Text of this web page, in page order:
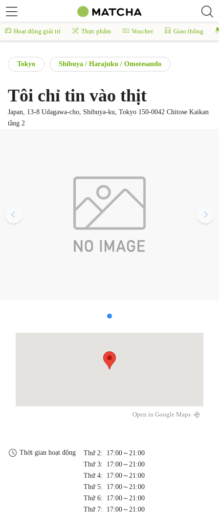
Hoạt động giải trí Thực phẩm Voucher Giao thông
Tokyo Shibuya / Harajuku / Omotesando
Tôi chỉ tin vào thịt
Japan, 13-8 Udagawa-cho, Shibuya-ku, Tokyo 150-0042 Chitose Kaikan
tầng 2
Open in Google Maps
Thời gian hoạt động
Thứ 2: 17:00～21:00
Thứ 3: 17:00～21:00
Thứ 4: 17:00～21:00
Thứ 5: 17:00～21:00
Thứ 6: 17:00～21:00
Thứ 7: 17:00～21:00